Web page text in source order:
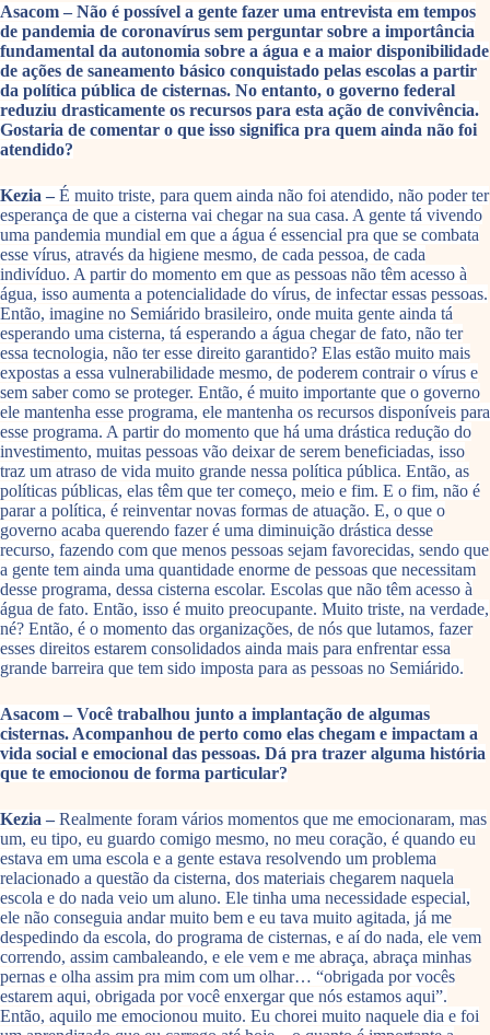
Asacom – Não é possível a gente fazer uma entrevista em tempos
de pandemia de coronavírus sem perguntar sobre a importância
fundamental da autonomia sobre a água e a maior disponibilidade
de ações de saneamento básico conquistado pelas escolas a partir
da política pública de cisternas. No entanto, o governo federal
reduziu drasticamente os recursos para esta ação de convivência.
Gostaria de comentar o que isso significa pra quem ainda não foi
atendido?
Kezia – É muito triste, para quem ainda não foi atendido, não poder ter
esperança de que a cisterna vai chegar na sua casa. A gente tá vivendo
uma pandemia mundial em que a água é essencial pra que se combata
esse vírus, através da higiene mesmo, de cada pessoa, de cada
indivíduo. A partir do momento em que as pessoas não têm acesso à
água, isso aumenta a potencialidade do vírus, de infectar essas pessoas.
Então, imagine no Semiárido brasileiro, onde muita gente ainda tá
esperando uma cisterna, tá esperando a água chegar de fato, não ter
essa tecnologia, não ter esse direito garantido? Elas estão muito mais
expostas a essa vulnerabilidade mesmo, de poderem contrair o vírus e
sem saber como se proteger. Então, é muito importante que o governo
ele mantenha esse programa, ele mantenha os recursos disponíveis para
esse programa. A partir do momento que há uma drástica redução do
investimento, muitas pessoas vão deixar de serem beneficiadas, isso
traz um atraso de vida muito grande nessa política pública. Então, as
políticas públicas, elas têm que ter começo, meio e fim. E o fim, não é
parar a política, é reinventar novas formas de atuação. E, o que o
governo acaba querendo fazer é uma diminuição drástica desse
recurso, fazendo com que menos pessoas sejam favorecidas, sendo que
a gente tem ainda uma quantidade enorme de pessoas que necessitam
desse programa, dessa cisterna escolar. Escolas que não têm acesso à
água de fato. Então, isso é muito preocupante. Muito triste, na verdade,
né? Então, é o momento das organizações, de nós que lutamos, fazer
esses direitos estarem consolidados ainda mais para enfrentar essa
grande barreira que tem sido imposta para as pessoas no Semiárido.
Asacom – Você trabalhou junto a implantação de algumas
cisternas. Acompanhou de perto como elas chegam e impactam a
vida social e emocional das pessoas. Dá pra trazer alguma história
que te emocionou de forma particular?
Kezia – Realmente foram vários momentos que me emocionaram, mas
um, eu tipo, eu guardo comigo mesmo, no meu coração, é quando eu
estava em uma escola e a gente estava resolvendo um problema
relacionado a questão da cisterna, dos materiais chegarem naquela
escola e do nada veio um aluno. Ele tinha uma necessidade especial,
ele não conseguia andar muito bem e eu tava muito agitada, já me
despedindo da escola, do programa de cisternas, e aí do nada, ele vem
correndo, assim cambaleando, e ele vem e me abraça, abraça minhas
pernas e olha assim pra mim com um olhar… “obrigada por vocês
estarem aqui, obrigada por você enxergar que nós estamos aqui”.
Então, aquilo me emocionou muito. Eu chorei muito naquele dia e foi